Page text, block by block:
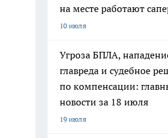
на месте работают
10 июля
Угроза БПЛА,
главреда и судебное
по компенсации:
новости за 18 июля
19 июля